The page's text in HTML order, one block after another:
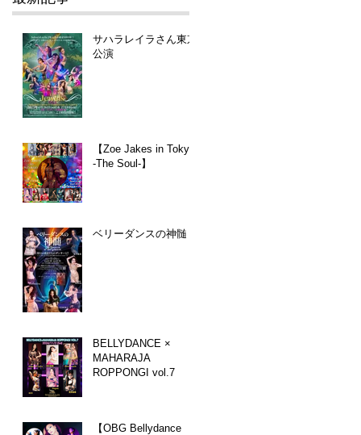
サハラレイラさん東京
公演
【Zoe Jakes in Tokyo
-The Soul-】
ベリーダンスの神髄
BELLYDANCE ×
MAHARAJA
ROPPONGI vol.7
【OBG Bellydance